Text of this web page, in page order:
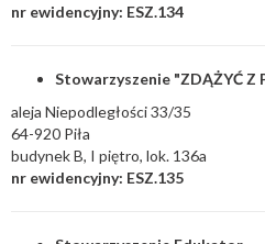
nr ewidencyjny: ESZ.134
Stowarzyszenie "ZDĄŻYĆ Z
aleja Niepodległości 33/35
64-920 Piła
budynek B, I piętro, lok. 136a
nr ewidencyjny: ESZ.135